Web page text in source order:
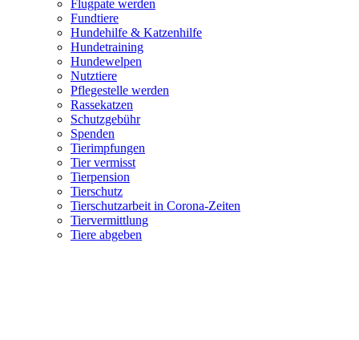
Flugpate werden
Fundtiere
Hundehilfe & Katzenhilfe
Hundetraining
Hundewelpen
Nutztiere
Pflegestelle werden
Rassekatzen
Schutzgebühr
Spenden
Tierimpfungen
Tier vermisst
Tierpension
Tierschutz
Tierschutzarbeit in Corona-Zeiten
Tiervermittlung
Tiere abgeben